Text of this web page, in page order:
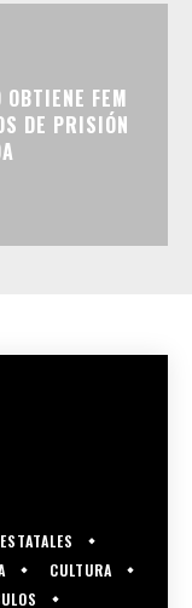
FEM
DE PRISIÓN
ESTATALES
CULTURA